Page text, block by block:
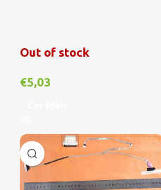
Out of stock
€5,03